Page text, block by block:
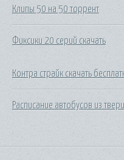
Клипы 50 на 50 торрент
Фиксики 20 серий скачать
Контра страйк скачать
Расписание автобусов из